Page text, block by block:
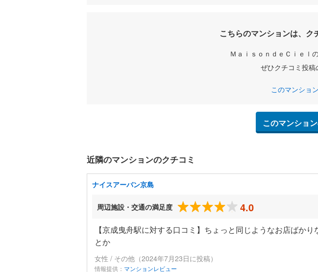
こちらのマンションは、ク
ＭａｉｓｏｎｄｅＣｉｅｌ
ぜひクチコミ投稿
このマンショ
このマンショ
近隣のマンションのクチコミ
ナイスアーバン京島
周辺施設・交通の満足度 4.0
【京成曳舟駅に対する口コミ】ちょっと同じようなお店ばか
とか
女性 / その他（2024年7月23日に投稿）
情報提供： マンションレビュー